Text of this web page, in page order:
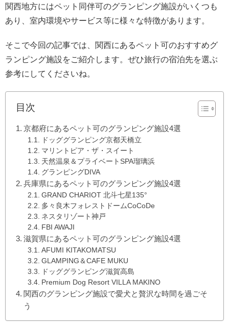
関西地方にはペット同伴可のグランピング施設がいくつも
あり、室内環境やサービス等に様々な特徴があります。
そこで今回の記事では、関西にあるペット可のおすすめグ
ランピング施設をご紹介します。ぜひ旅行の宿泊先を選ぶ
参考にしてくださいね。
目次
京都府にあるペット可のグランピング施設4選
ドッググランピング京都天橋立
マリントピア・ザ・スイート
天然温泉＆プライベートSPA瑠璃浜
グランピングDIVA
兵庫県にあるペット可のグランピング施設4選
GRAND CHARIOT 北斗七星135°
多々良木フォレストドームCoCoDe
ネスタリゾート神戸
FBI AWAJI
滋賀県にあるペット可のグランピング施設4選
AFUMI KITAKOMATSU
GLAMPING＆CAFE MUKU
ドッググランピング滋賀高島
Premium Dog Resort VILLA MAKINO
関西のグランピング施設で愛犬と贅沢な時間を過ごそ
う